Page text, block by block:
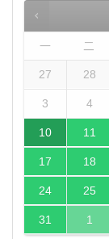
一 二
27 28
3 4
10 11
17 18
24 25
31 1